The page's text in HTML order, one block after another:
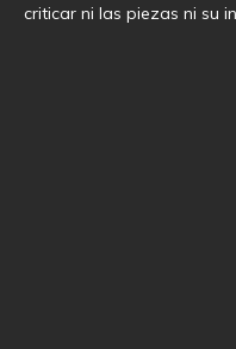
criticar ni las piezas ni su